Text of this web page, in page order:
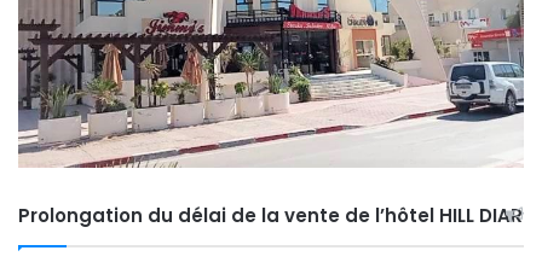
Prolongation du délai de la vente de l’hôtel HILL DIAR